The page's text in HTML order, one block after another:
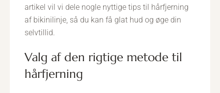
artikel vil vi dele nogle nyttige tips til hårfjerning
af bikinilinje, så du kan få glat hud og øge din
selvtillid.
valg af den rigtige metode til
hårfjerning